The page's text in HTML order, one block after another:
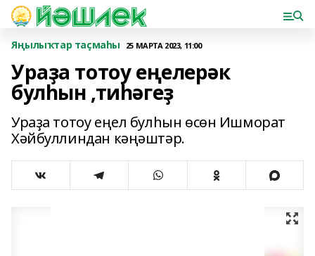
Яңылыҡтар таҫмаһы 25 МАРТА 2023, 11:00
Ураҙа тотоу еңелерәк
булһын ,тиһәгеҙ
Ураҙа тотоу еңел булһын өсөн Ишморат
Хәйбуллиндан кәңәштәр.